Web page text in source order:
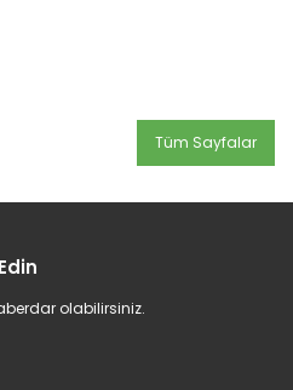
Tüm Sayfalar
olabilirsiniz.